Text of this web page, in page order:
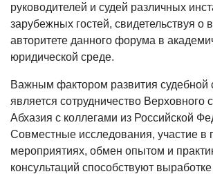
руководителей и судей различных
зарубежных гостей, свидетельствуя о
авторитете данного форума в
юридической среде.
Важным фактором развития судебной
является сотрудничество Верховного
Абхазия с коллегами из Российской
Совместные исследования, участие
мероприятиях, обмен опытом и
консультаций способствуют